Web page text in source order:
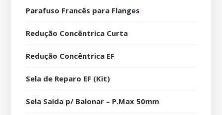
Parafuso Francês para Flanges
Redução Concêntrica Curta
Redução Concêntrica EF
Sela de Reparo EF (Kit)
Sela Saída p/ Balonar – P.Max 50mm